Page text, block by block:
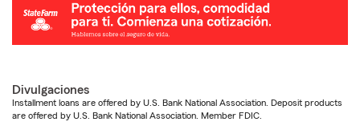
Divulgaciones
Installment loans are offered by U.S. Bank National Association. Deposit products
are offered by U.S. Bank National Association. Member FDIC.